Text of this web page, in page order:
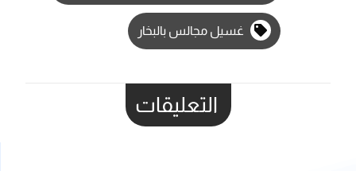
غسيل مجالس بالبخار
التعليقات